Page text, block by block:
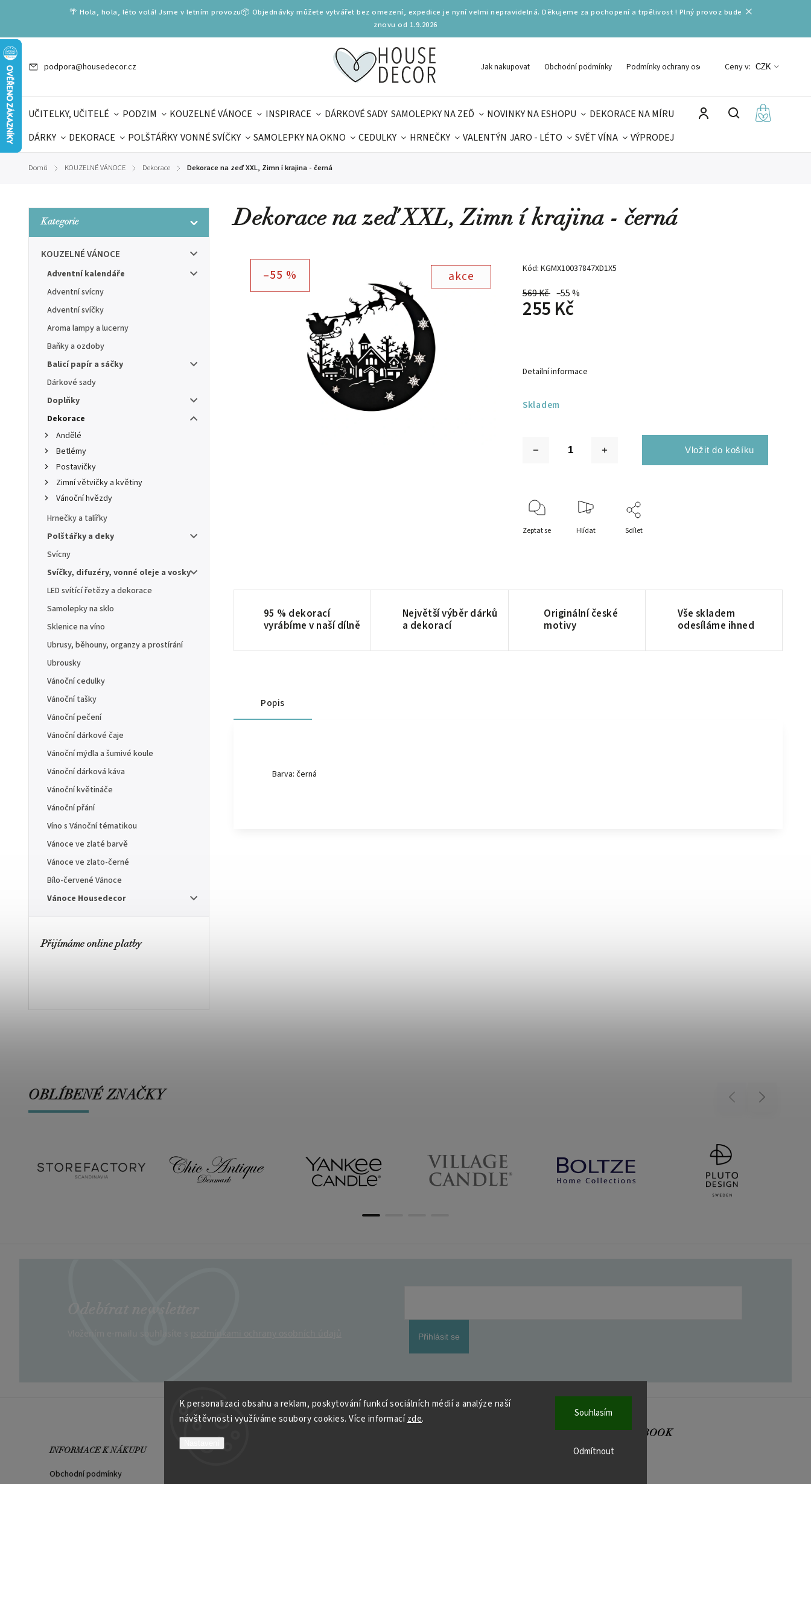
K personalizaci obsahu a reklam, poskytování funkcí sociálních médií a analýze naší
návštěvnosti využíváme soubory cookies. Více informacízde.
Odmítnout
Souhlasím
🌴 Hola, hola, léto volá! Jsme v letním provozu📦 Objednávky můžete vytvářet bez omezení, expedice je nyní velmi nepravidelná. Děkujeme za pochopení a trpělivost ! Plný provoz bude
znovu od 1.9.2026
podpora@housedecor.cz Jak nakupovat Obchodní podmínky Podmínky ochrany osobních údajů
Ceny v: CZK
UČITELKY, UČITELÉ PODZIM KOUZELNÉ VÁNOCE INSPIRACE DÁRKOVÉ SADY SAMOLEPKY NA ZEĎ NOVINKY NA ESHOPU
DEKORACE NA MÍRU
DÁRKY
DEKORACE POLŠTÁŘKY VONNÉ SVÍČKY SAMOLEPKY NA OKNO CEDULKY HRNEČKY VALENTÝN JARO - LÉTO SVĚT VÍNA
VÝPRODEJ
SLOVENSKÉ SPECIÁLY
Domů / KOUZELNÉ VÁNOCE / Dekorace / Dekorace na zeď XXL, Zimn í krajina - černá
Kategorie
KOUZELNÉ VÁNOCE
Adventní kalendáře
Adventní svícny
Adventní svíčky
Aroma lampy a lucerny
Baňky a ozdoby
Balicí papír a sáčky
Dárkové sady
Doplňky
Dekorace
Andělé
Betlémy
Postavičky
Zimní větvičky a květiny
Vánoční hvězdy
Hrnečky a talířky
Polštářky a deky
Svícny
Svíčky, difuzéry, vonné oleje a vosky
LED svítící řetězy a dekorace
Samolepky na sklo
Sklenice na víno
Ubrusy, běhouny, organzy a prostírání
Ubrousky
Vánoční cedulky
Vánoční tašky
Vánoční pečení
Vánoční dárkové čaje
Vánoční mýdla a šumivé koule
Vánoční dárková káva
Vánoční květináče
Vánoční přání
Víno s Vánoční tématikou
Vánoce ve zlaté barvě
Vánoce ve zlato-černé
Bílo-červené Vánoce
Vánoce Housedecor
Přijímáme online platby
Dekorace na zeď XXL, Zimn í krajina - černá
akce
–55 % Kód: KGMX10037847XD1X5
569 Kč –55 %
255 Kč
Skladem
Detailní informace
Zeptat se Hlídat Sdílet
95 % dekorací
vyrábíme v naší dílně
Největší výběr dárků
a dekorací
Originální české
motivy
Vše skladem
odesíláme ihned
Popis
Barva: černá
OBLÍBENÉ ZNAČKY Previous Next
Přihlásit se
INFORMACE K NÁKUPU
Obchodní podmínky
FACEBOOK